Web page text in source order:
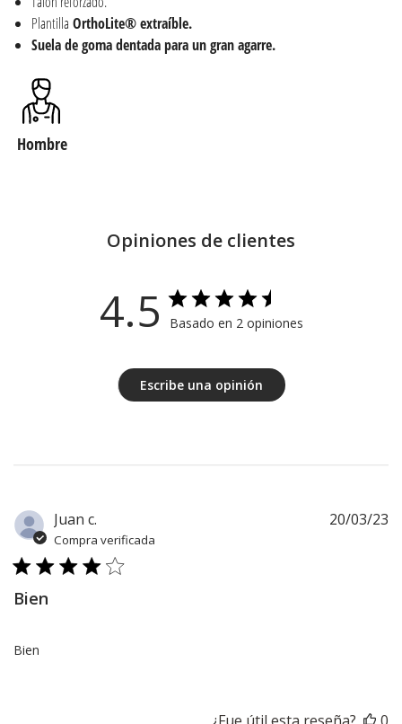
Plantilla OrthoLite® extraíble.
Suela de goma dentada para un gran agarre.
Hombre
Opiniones de clientes
4.5 Basado en 2 opiniones
Escribe una opinión
Juan c.
Compra verificada
Bien
Bien
20/03/23